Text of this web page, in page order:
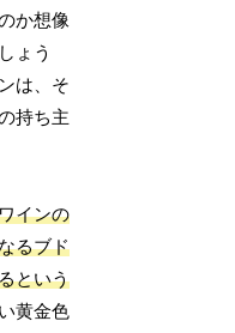
か想像
ょう
は、そ
持ち主
インの
るブド
という
黄金色